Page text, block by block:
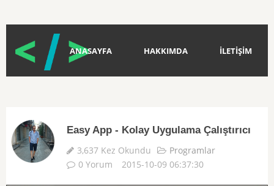
ANASAYFA HAKKIMDA İLETİŞİM
Easy App - Kolay Uygulama Çalıştırıcı
3,637 Kez Okundu
Programlar
0 Yorum
2015-10-09 06:37:30